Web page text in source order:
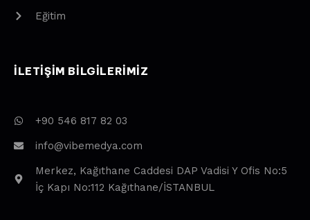
Eğitim
ILETIŞIM BILGILERIMIZ
+90 546 817 82 03
info@vibemedya.com
Merkez, Kağıthane Caddesi DAP Vadisi Y Ofis No:5
İç Kapı No:112 Kağıthane/İSTANBUL